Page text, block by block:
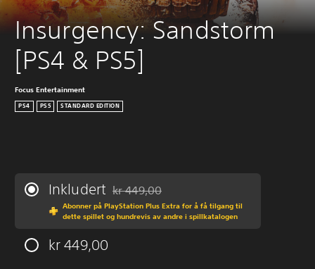
Insurgency: Sandstorm
[PS4 & PS5]
Focus Entertainment
PS4 PS5 STANDARD EDITION
Inkludert Nedsatt fra opprinnelig pris på kr 449,00
kr 449,00
Abonner på PlayStation Plus Extra for å få tilgang til
dette spillet og hundrevis av andre i spillkatalogen
kr 449,00